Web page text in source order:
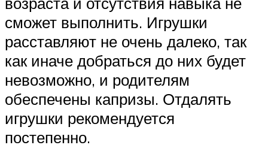
сможет выполнить. Игрушки
расставляют не очень далеко, так
как иначе добраться до них будет
невозможно, и родителям
обеспечены капризы. Отдалять
игрушки рекомендуется
постепенно.